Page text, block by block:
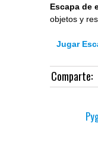
Escapa de
objetos y
Jugar
Comparte: